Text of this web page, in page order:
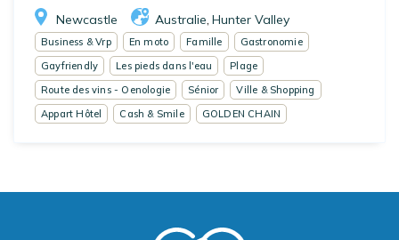
Newcastle Australie Hunter Valley
Business & Vrp En moto Famille
Gastronomie
Gayfriendly
Les pieds dans l'eau
Plage
Route des vins - Oenologie
Sénior
Ville & Shopping
Appart Hôtel
Cash & Smile GOLDEN CHAIN